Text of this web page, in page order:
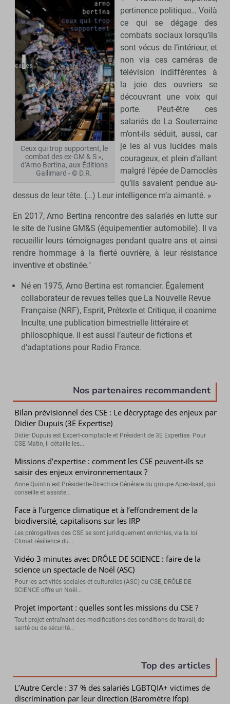
Ceux qui trop supportent, le
combat des ex-GM & S »,
d’Arno Bertina, aux Éditions
Gallimard - © D.R.
pertinence politique… Voilà
ce qui se dégage des
combats sociaux lorsqu’ils
sont vécus de l’intérieur, et
non via ces caméras de
télévision indifférentes à
la joie des ouvriers se
découvrant une voix qui
porte. Peut-être ces
salariés de La Souterraine
m’ont-ils séduit, aussi, car
je les ai vus lucides mais
courageux, et plein d’allant
malgré l’épée de Damoclès
qu’ils savaient pendue au-
dessus de leur tête. (…) Leur intelligence m’a aimanté. »
En 2017, Arno Bertina rencontre des salariés en lutte sur
le site de l’usine GM&S (équipementier automobile). Il va
recueillir leurs témoignages pendant quatre ans et ainsi
rendre hommage à la fierté ouvrière, à leur résistance
inventive et obstinée."
Né en 1975, Arno Bertina est romancier. Également
collaborateur de revues telles que La Nouvelle Revue
Française (NRF), Esprit, Prétexte et Critique, il coanime
Inculte, une publication bimestrielle littéraire et
philosophique. Il est aussi l’auteur de fictions et
d’adaptations pour Radio France.
Nos partenaires recommandent
Bilan prévisionnel des CSE : Le décryptage des enjeux par
Didier Dupuis (3E Expertise)
Didier Dupuis est Expert-comptable et Président de 3E Expertise. Pour
CSE Matin, il détaille les...
Missions d’expertise : comment les CSE peuvent-ils se
saisir des enjeux environnementaux ?
Anne Quintin est Présidente-Directrice Générale du groupe Apex-Isast, qui
conseille et assiste...
Face à l’urgence climatique et à l’effondrement de la
biodiversité, capitalisons sur les IRP
Les prérogatives des CSE se sont juridiquement enrichies, via la loi
Climat résilience du...
Vidéo 3 minutes avec DRÔLE DE SCIENCE : faire de la
science un spectacle de Noël (ASC)
Pour les activités sociales et culturelles (ASC) du CSE, DRÔLE DE
SCIENCE offre un Noël...
Projet important : quelles sont les missions du CSE ?
Tout projet entraînant des modifications des conditions de travail, de
santé ou de sécurité...
Top des articles
L’Autre Cercle : 37 % des salariés LGBTQIA+ victimes de
discrimination par leur direction (Baromètre Ifop)